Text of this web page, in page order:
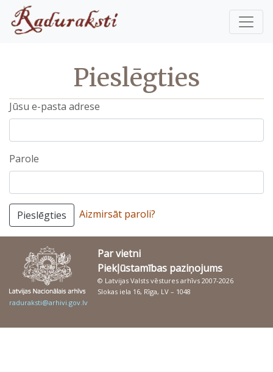
Pieslēgties
Jūsu e-pasta adrese
Parole
Pieslēgties Aizmirsāt paroli?
Par vietni
Piekļūstamības paziņojums
© Latvijas Valsts vēstures arhīvs 2007-2026
Slokas iela 16, Rīga, LV – 1048
raduraksti@arhivi.gov.lv